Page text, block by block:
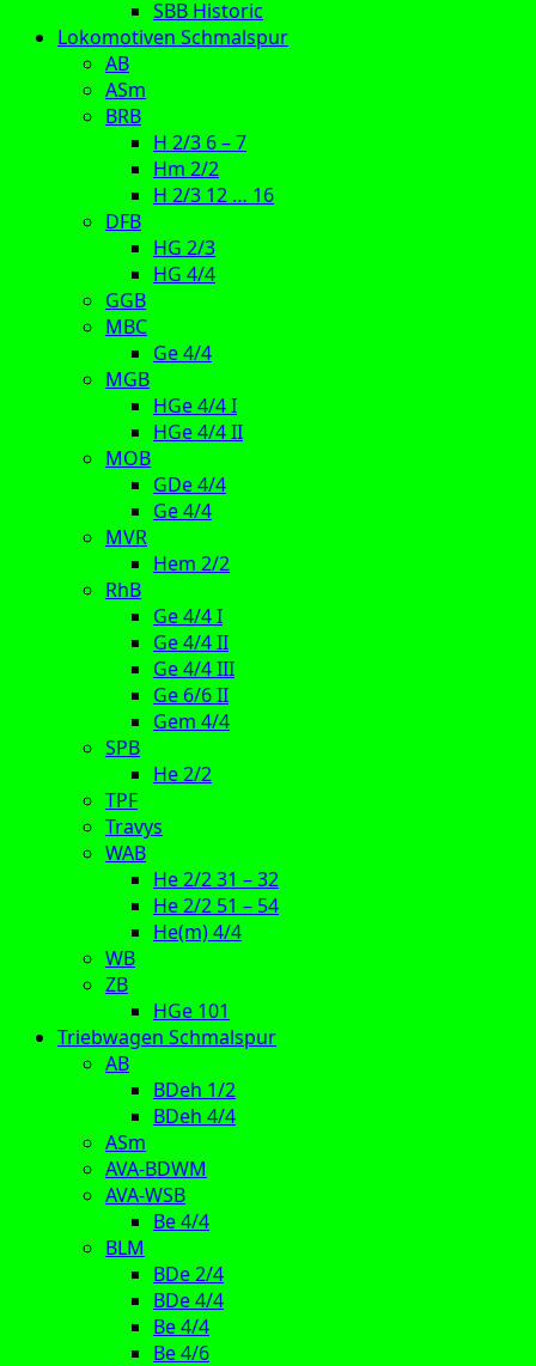
SBB Historic
Lokomotiven Schmalspur
AB
ASm
BRB
H 2/3 6 – 7
Hm 2/2
H 2/3 12 … 16
DFB
HG 2/3
HG 4/4
GGB
MBC
Ge 4/4
MGB
HGe 4/4 I
HGe 4/4 II
MOB
GDe 4/4
Ge 4/4
MVR
Hem 2/2
RhB
Ge 4/4 I
Ge 4/4 II
Ge 4/4 III
Ge 6/6 II
Gem 4/4
SPB
He 2/2
TPF
Travys
WAB
He 2/2 31 – 32
He 2/2 51 – 54
He(m) 4/4
WB
ZB
HGe 101
Triebwagen Schmalspur
AB
BDeh 1/2
BDeh 4/4
ASm
AVA-BDWM
AVA-WSB
Be 4/4
BLM
BDe 2/4
BDe 4/4
Be 4/4
Be 4/6